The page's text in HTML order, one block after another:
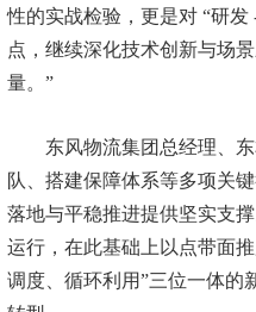
性的实战检验，更是对 “研
点，继续深化技术创新与场
量。”
东风物流集团总经理、
队、搭建保障体系等多项关
落地与平稳推进提供坚实支
运行，在此基础上以点带面
调度、循环利用”三位一体的